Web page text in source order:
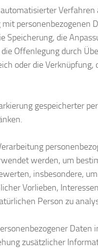
Verfahren
personenbezogenen
Speicherung, die
Offenlegung durch
oder die Verknüpfung,
gespeicherter
werden, um
insbesondere,
Vorlieben,
Person zu
Daten
zusätzlicher